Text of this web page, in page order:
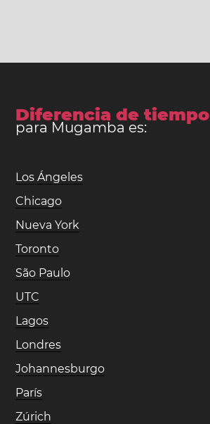
Diferencia de tiempo
para Mugamba es:
Los Ángeles
Chicago
Nueva York
Toronto
São Paulo
UTC
Lagos
Londres
Johannesburgo
París
Zúrich